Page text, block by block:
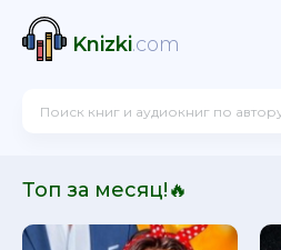
Knizki.com
Топ за месяц!🔥